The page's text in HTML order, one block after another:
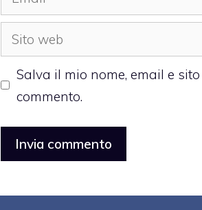
Sito
web
Salva il mio nome, email e
commento.